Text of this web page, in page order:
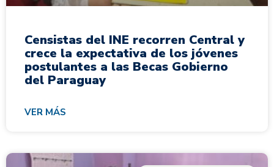
Censistas del INE recorren Central y
crece la expectativa de los jóvenes
postulantes a las Becas Gobierno
del Paraguay
VER MÁS